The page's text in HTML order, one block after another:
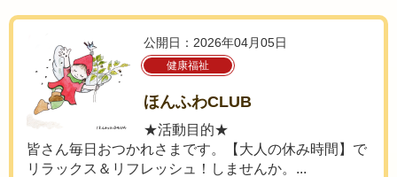
公開日：2026年04月05日
健康福祉
ほんふわCLUB
★活動目的★
皆さん毎日おつかれさまです。【大人の休み時間】で
リラックス＆リフレッシュ！しませんか。...